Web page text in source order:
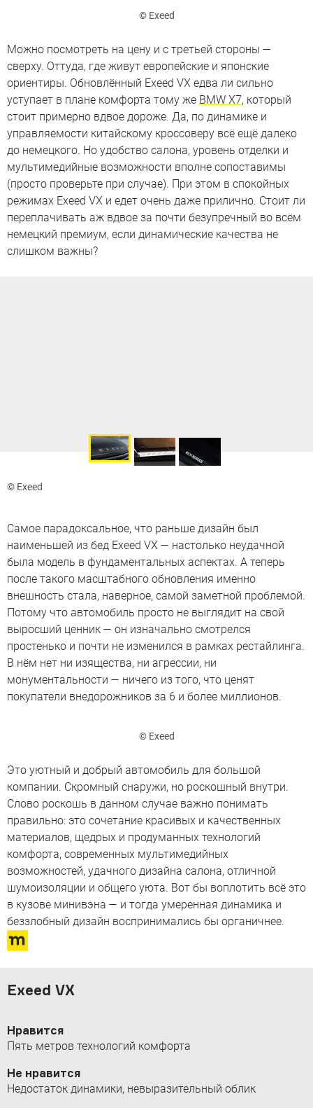
© Exeed
Можно посмотреть на цену и с третьей стороны —
сверху. Оттуда, где живут европейские и японские
ориентиры. Обновлённый Exeed VX едва ли сильно
уступает в плане комфорта тому же BMW X7, который
стоит примерно вдвое дороже. Да, по динамике и
управляемости китайскому кроссоверу всё ещё далеко
до немецкого. Но удобство салона, уровень отделки и
мультимедийные возможности вполне сопоставимы
(просто проверьте при случае). При этом в спокойных
режимах Exeed VX и едет очень даже прилично. Стоит ли
переплачивать аж вдвое за почти безупречный во всём
немецкий премиум, если динамические качества не
слишком важны?
© Exeed
Самое парадоксальное, что раньше дизайн был
наименьшей из бед Exeed VX — настолько неудачной
была модель в фундаментальных аспектах. А теперь
после такого масштабного обновления именно
внешность стала, наверное, самой заметной проблемой.
Потому что автомобиль просто не выглядит на свой
выросший ценник — он изначально смотрелся
простенько и почти не изменился в рамках рестайлинга.
В нём нет ни изящества, ни агрессии, ни
монументальности — ничего из того, что ценят
покупатели внедорожников за 6 и более миллионов.
© Exeed
Это уютный и добрый автомобиль для большой
компании. Скромный снаружи, но роскошный внутри.
Слово роскошь в данном случае важно понимать
правильно: это сочетание красивых и качественных
материалов, щедрых и продуманных технологий
комфорта, современных мультимедийных
возможностей, удачного дизайна салона, отличной
шумоизоляции и общего уюта. Вот бы воплотить всё это
в кузове минивэна — и тогда умеренная динамика и
беззлобный дизайн воспринимались бы органичнее.
Exeed VX
Нравится
Пять метров технологий комфорта
Не нравится
Недостаток динамики, невыразительный облик